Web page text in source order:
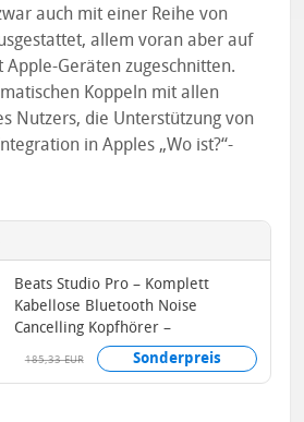
auch mit einer Reihe von
allem voran aber auf
Geräten zugeschnitten.
Koppeln mit allen
Nutzers, die Unterstützung von
in Apples „Wo ist?“-
Beats Studio Pro – Komplett
Kabellose Bluetooth Noise
Cancelling Kopfhörer –
Personalisiertes 3D Audio, USB-
Sonderpreis
185,33 EUR